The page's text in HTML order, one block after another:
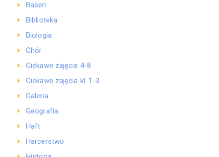
Basen
Biblioteka
Biologia
Chór
Ciekawe zajęcia 4-8
Ciekawe zajęcia kl. 1-3
Galeria
Geografia
Haft
Harcerstwo